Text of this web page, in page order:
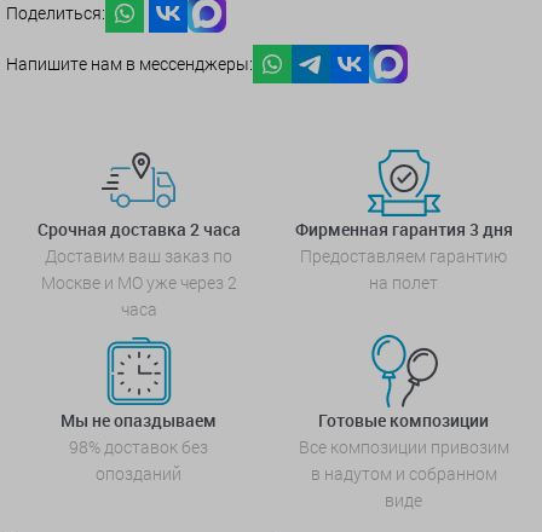
Поделиться:
Напишите нам в мессенджеры:
Срочная доставка 2 часа
Доставим ваш заказ по
Москве и МО уже через 2
часа
Фирменная гарантия 3 дня
Предоставляем гарантию
на полет
Мы не опаздываем
98% доставок без
опозданий
Готовые композиции
Все композиции привозим
в надутом и собранном
виде